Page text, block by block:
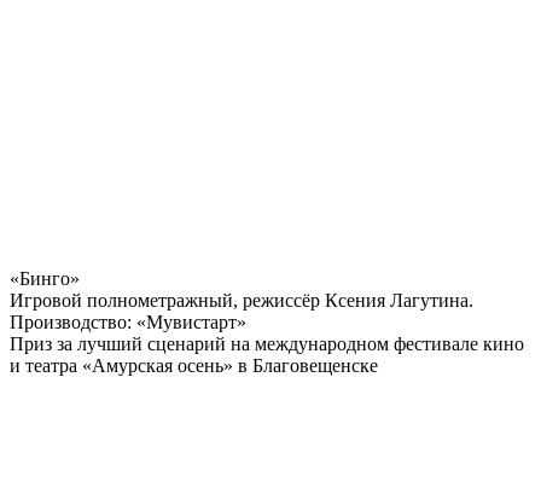
«Бинго»
Игровой полнометражный, режиссёр Ксения Лагутина.
Производство: «Мувистарт»
Приз за лучший сценарий на международном фестивале кино
и театра «Амурская осень» в Благовещенске